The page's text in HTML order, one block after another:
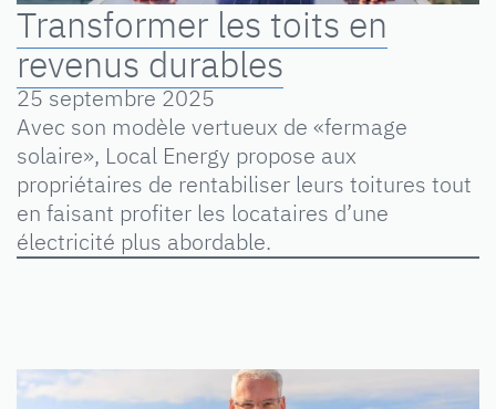
Transformer les toits en
revenus durables
25 septembre 2025
Avec son modèle vertueux de «fermage
solaire», Local Energy propose aux
propriétaires de rentabiliser leurs toitures tout
en faisant profiter les locataires d’une
électricité plus abordable.